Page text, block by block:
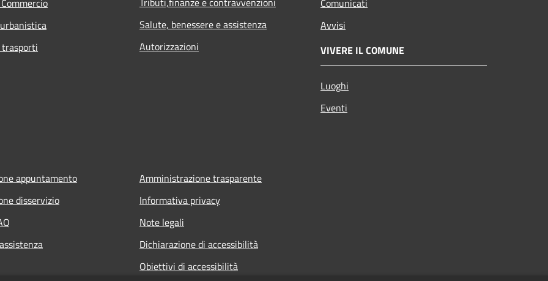
Salute, benessere e assistenza
Autorizzazioni
Avvisi
VIVERE IL COMUNE
Luoghi
Eventi
appuntamento
disservizio
Amministrazione trasparente
Informativa privacy
Note legali
Dichiarazione di accessibilità
Obiettivi di accessibilità